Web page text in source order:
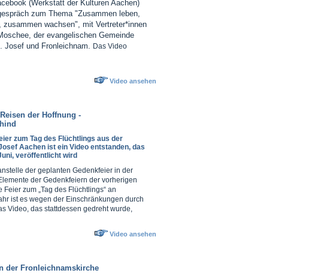
(Werkstatt der Kulturen Aachen)
zum Thema "Zusammen leben,
zusammen wachsen", mit Vertreter*innen
der evangelischen Gemeinde
Josef und Fronleichnam. Das Video
Video ansehen
der Hoffnung -
zum Tag des Flüchtlings aus der
Aachen ist ein Video entstanden, das
veröffentlicht wird
der geplanten Gedenkfeier in der
der Gedenkfeiern der vorherigen
zum „Tag des Flüchtlings“ an
ist es wegen der Einschränkungen durch
Video, das stattdessen gedreht wurde,
Video ansehen
der Fronleichnamskirche